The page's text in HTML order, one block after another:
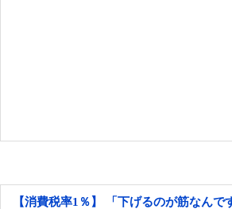
【消費税率1％】 「下げるのが筋なん